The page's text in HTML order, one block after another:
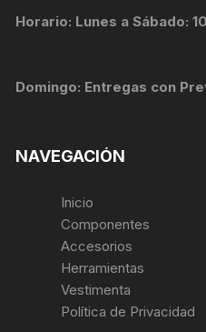
Horario: Lunes a Sábado:
Domingo: Entregas con
NAVEGACIÓN
Inicio
Componentes
Accesorios
Herramientas
Vestimenta
Política de Privacidad